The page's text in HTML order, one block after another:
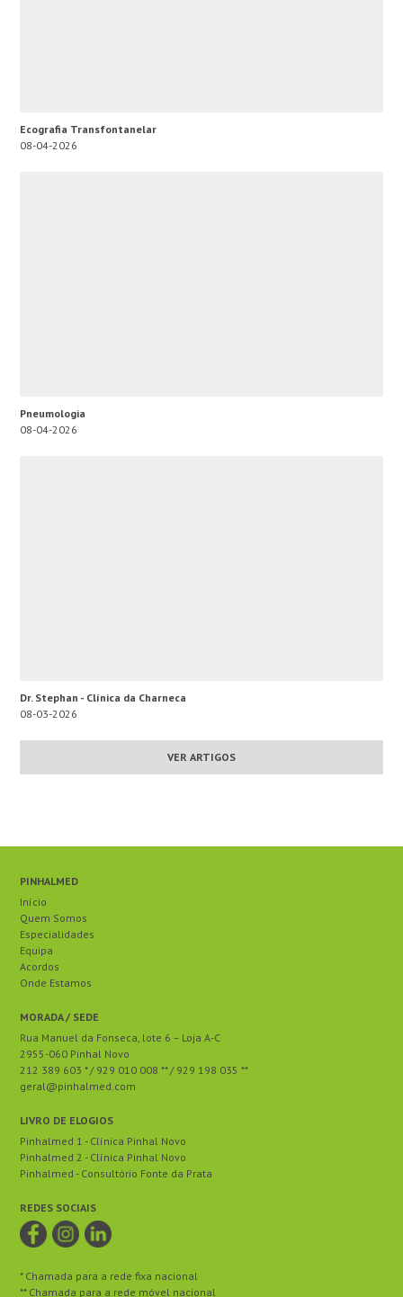
Ecografia Transfontanelar
08-04-2026
Pneumologia
08-04-2026
Dr. Stephan - Clínica da Charneca
08-03-2026
VER ARTIGOS
PINHALMED
Início
Quem Somos
Especialidades
Equipa
Acordos
Onde Estamos
MORADA / SEDE
Rua Manuel da Fonseca, lote 6 – Loja A-C
2955-060 Pinhal Novo
212 389 603 * / 929 010 008 ** / 929 198 035 **
geral@pinhalmed.com
LIVRO DE ELOGIOS
Pinhalmed 1 - Clínica Pinhal Novo
Pinhalmed 2 - Clínica Pinhal Novo
Pinhalmed - Consultório Fonte da Prata
REDES SOCIAIS
* Chamada para a rede fixa nacional
** Chamada para a rede móvel nacional